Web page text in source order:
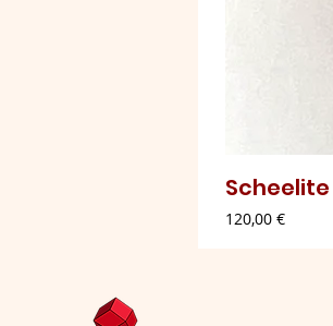
Scheelite
Preço
120,00 €